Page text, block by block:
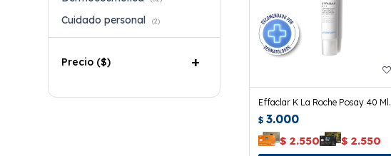
Effaclar K La Roche Posay 40 Ml.
$ 3.000
$ 2.550 $ 2.550
Cuidado personal (2)
Precio ($)